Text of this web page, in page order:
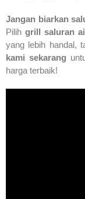
Jangan biarkan
Pilihgrill saluran
yang lebih handal,
kami sekarang
harga terbaik!